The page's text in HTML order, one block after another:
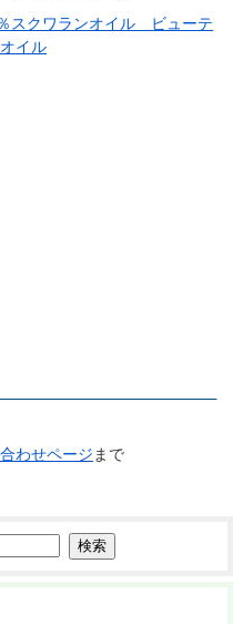
スクワランオイル ビューテ
イル
わせページ まで